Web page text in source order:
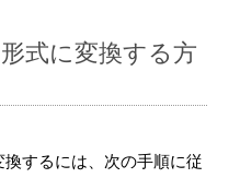
式に変換する方
するには、次の手順に従